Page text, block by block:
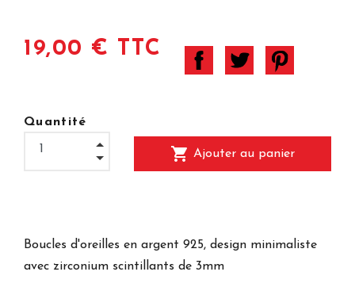
19,00 € TTC
Quantité
shopping_cart Ajouter au panier
Boucles d'oreilles en argent 925, design minimaliste
avec zirconium scintillants de 3mm